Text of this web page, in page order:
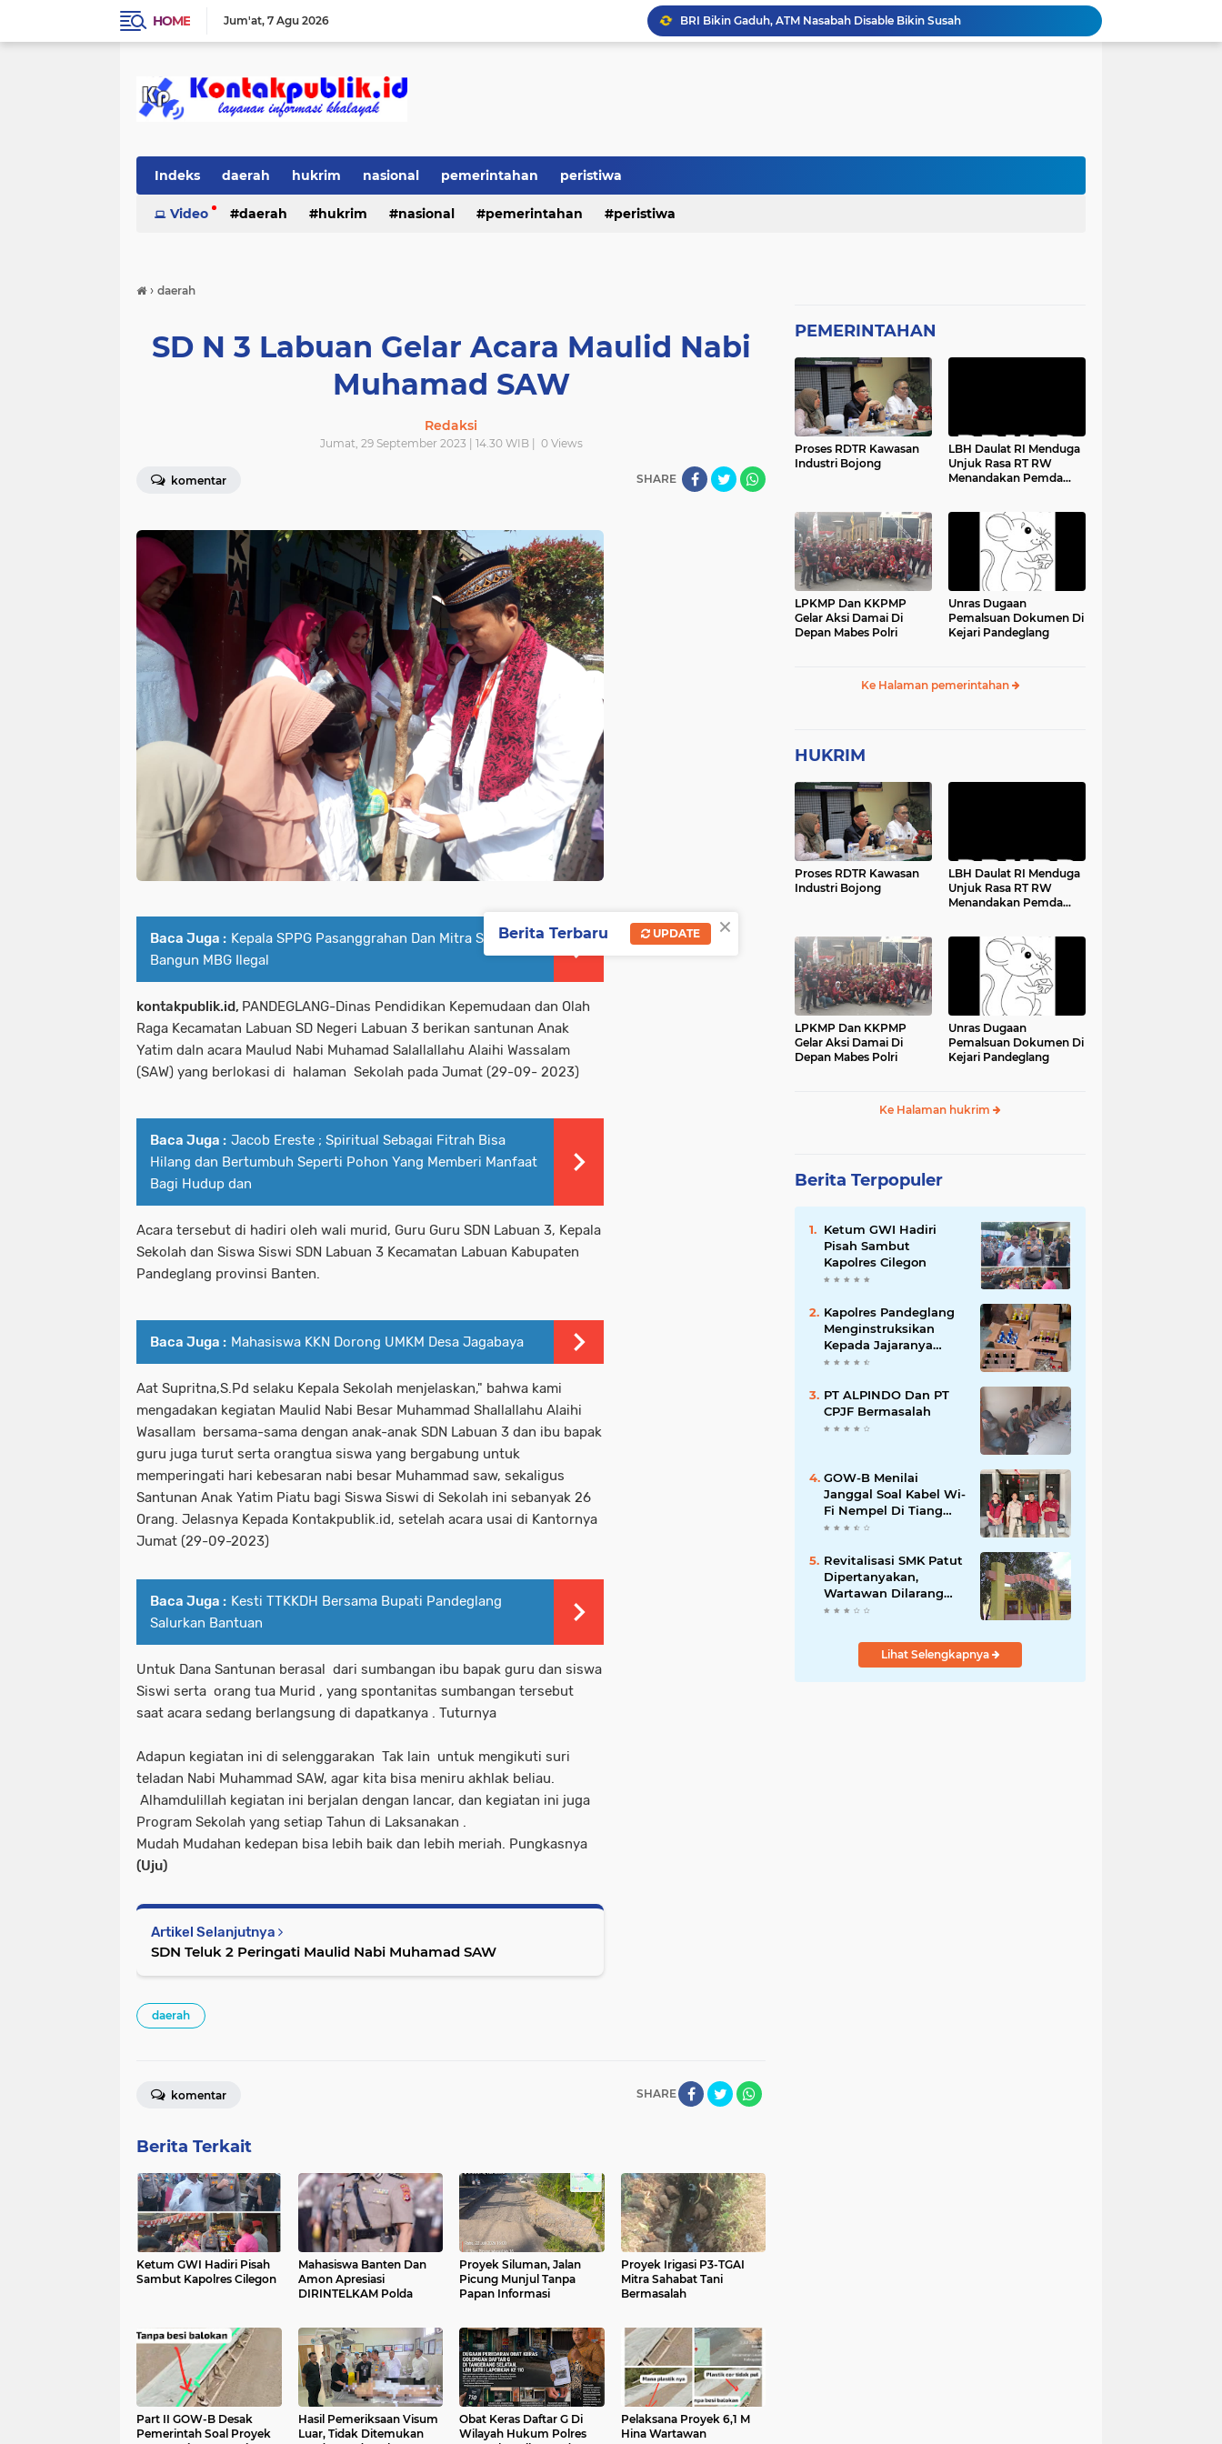
HOME Jum'at 7 Agu 2026
BRI Bikin Gaduh, ATM Nasabah Disable Bikin Susah
Heboh Soal Polemik Jabatan Plt Dirut RSUD Berkah 2026 Dipertanyakan
Ketua DPD GWI Minta Hotman Paris Diproses Hukum, Diduga Telah Menghina Wartwan
Indeks daerah hukrim nasional pemerintahan peristiwa
Video daerah hukrim nasional pemerintahan peristiwa
› daerah
SD N 3 Labuan Gelar Acara Maulid Nabi
Muhamad SAW
Redaksi
Jumat, 29 September 2023 | 14.30 WIB | 0Views
komentar SHARE
Baca Juga : Kepala SPPG Pasanggrahan Dan Mitra Sedang
Bangun MBG Ilegal
kontakpublik.id, PANDEGLANG-Dinas Pendidikan Kepemudaan dan Olah
Raga Kecamatan Labuan SD Negeri Labuan 3 berikan santunan Anak
Yatim daln acara Maulud Nabi Muhamad Salallallahu Alaihi Wassalam
(SAW) yang berlokasi di halaman Sekolah pada Jumat (29-09- 2023)
Baca Juga : Jacob Ereste ; Spiritual Sebagai Fitrah Bisa
Hilang dan Bertumbuh Seperti Pohon Yang Memberi Manfaat
Bagi Hudup dan
Acara tersebut di hadiri oleh wali murid, Guru Guru SDN Labuan 3, Kepala
Sekolah dan Siswa Siswi SDN Labuan 3 Kecamatan Labuan Kabupaten
Pandeglang provinsi Banten.
Baca Juga : Mahasiswa KKN Dorong UMKM Desa Jagabaya
Aat Supritna,S.Pd selaku Kepala Sekolah menjelaskan," bahwa kami
mengadakan kegiatan Maulid Nabi Besar Muhammad Shallallahu Alaihi
Wasallam bersama-sama dengan anak-anak SDN Labuan 3 dan ibu bapak
guru juga turut serta orangtua siswa yang bergabung untuk
memperingati hari kebesaran nabi besar Muhammad saw, sekaligus
Santunan Anak Yatim Piatu bagi Siswa Siswi di Sekolah ini sebanyak 26
Orang. Jelasnya Kepada Kontakpublik.id, setelah acara usai di Kantornya
Jumat (29-09-2023)
Baca Juga : Kesti TTKKDH Bersama Bupati Pandeglang
Salurkan Bantuan
Untuk Dana Santunan berasal dari sumbangan ibu bapak guru dan siswa
Siswi serta orang tua Murid , yang spontanitas sumbangan tersebut
saat acara sedang berlangsung di dapatkanya . Tuturnya
Adapun kegiatan ini di selenggarakan Tak lain untuk mengikuti suri
teladan Nabi Muhammad SAW, agar kita bisa meniru akhlak beliau.
Alhamdulillah kegiatan ini berjalan dengan lancar, dan kegiatan ini juga
Program Sekolah yang setiap Tahun di Laksanakan .
Mudah Mudahan kedepan bisa lebih baik dan lebih meriah. Pungkasnya
(Uju)
Artikel Selanjutnya
SDN Teluk 2 Peringati Maulid Nabi Muhamad SAW
daerah
SHARE
komentar
Berita Terkait
Ketum GWI Hadiri Pisah
Sambut Kapolres Cilegon
Mahasiswa Banten Dan
Amon Apresiasi
DIRINTELKAM Polda
Proyek Siluman, Jalan
Picung Munjul Tanpa
Papan Informasi
Proyek Irigasi P3-TGAI
Mitra Sahabat Tani
Bermasalah
Part II GOW-B Desak
Pemerintah Soal Proyek
Hasil Pemeriksaan Visum
Luar, Tidak Ditemukan
Obat Keras Daftar G Di
Wilayah Hukum Polres
Pelaksana Proyek 6,1 M
Hina Wartawan
PEMERINTAHAN
Proses RDTR Kawasan
Industri Bojong
LBH Daulat RI Menduga
Unjuk Rasa RT RW
Menandakan Pemda
Kemana Kepala DPMPD
LPKMP Dan KKPMP
Gelar Aksi Damai Di
Depan Mabes Polri
Unras Dugaan
Pemalsuan Dokumen Di
Kejari Pandeglang
Ke Halaman pemerintahan
HUKRIM
Proses RDTR Kawasan
Industri Bojong
LBH Daulat RI Menduga
Unjuk Rasa RT RW
Menandakan Pemda
Kemana Kepala DPMPD
LPKMP Dan KKPMP
Gelar Aksi Damai Di
Depan Mabes Polri
Unras Dugaan
Pemalsuan Dokumen Di
Kejari Pandeglang
Ke Halaman hukrim
Berita Terpopuler
Ketum GWI Hadiri
Pisah Sambut
Kapolres Cilegon
Kapolres Pandeglang
Menginstruksikan
Kepada Jajaranya
Memberantas
PT ALPINDO Dan PT
CPJF Bermasalah
GOW-B Menilai
Janggal Soal Kabel Wi-
Fi Nempel Di Tiang
Listrik
Revitalisasi SMK Patut
Dipertanyakan,
Wartawan Dilarang
Meluput
Lihat Selengkapnya
×
Berita Terbaru UPDATE